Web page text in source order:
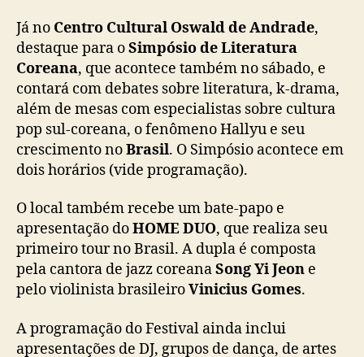
Já no Centro Cultural Oswald de Andrade,
destaque para oSimpósio de Literatura
Coreana, que acontece também no sábado, e
contará com debates sobre literatura, k-drama,
além de mesas com especialistas sobre cultura
pop sul-coreana, o fenômeno Hallyu e seu
crescimento noBrasil. O Simpósio acontece em
dois horários (vide programação).
O local também recebe um bate-papo e
apresentação doHOME DUO, que realiza seu
primeiro tour no Brasil. A dupla é composta
pela cantora de jazz coreanaSong Yi Jeon e
pelo violinista brasileiroVinicius Gomes.
A programação do Festival ainda inclui
apresentações de DJ, grupos de dança, de artes